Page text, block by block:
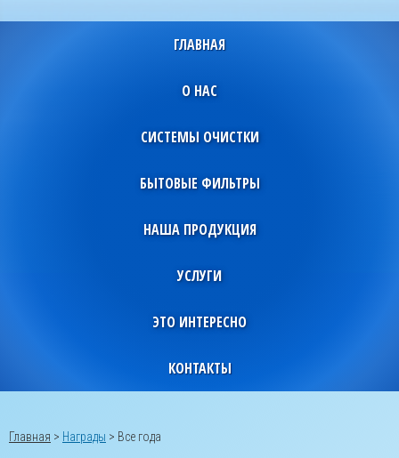
ГЛАВНАЯ
О НАС
СИСТЕМЫ ОЧИСТКИ
БЫТОВЫЕ ФИЛЬТРЫ
НАША ПРОДУКЦИЯ
УСЛУГИ
ЭТО ИНТЕРЕСНО
КОНТАКТЫ
Главная > Награды > Все года